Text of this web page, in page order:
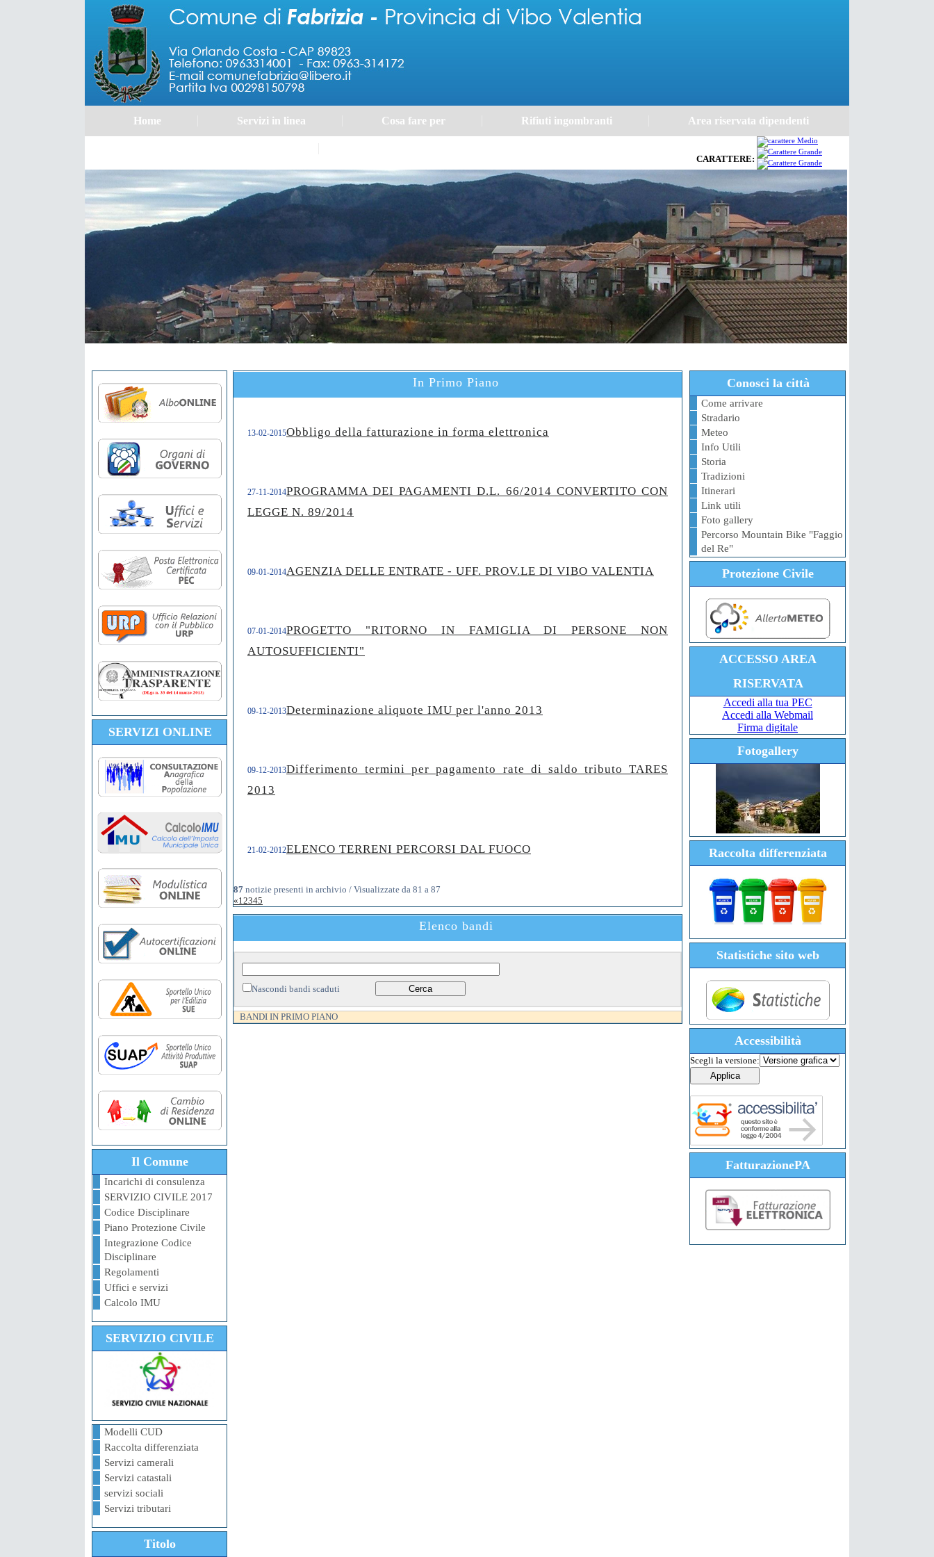
Home Servizi in linea Cosa fare per Rifiuti ingombranti Area riservata dipendenti
CARATTERE:
SERVIZI ONLINE
Il Comune
Incarichi di consulenza
SERVIZIO CIVILE 2017
Codice Disciplinare
Piano Protezione Civile
Integrazione Codice
Disciplinare
Regolamenti
Uffici e servizi
Calcolo IMU
SERVIZIO CIVILE
Modelli CUD
Raccolta differenziata
Servizi camerali
Servizi catastali
servizi sociali
Servizi tributari
Titolo
Conosci la città
Come arrivare
Stradario
Meteo
Info Utili
Storia
Tradizioni
Itinerari
Link utili
Foto gallery
Percorso Mountain Bike "Faggio
del Re"
Protezione Civile
ACCESSO AREA
RISERVATA
Accedi alla tua PEC
Accedi alla Webmail
Firma digitale
Fotogallery
Raccolta differenziata
Statistiche sito web
Accessibilità
Scegli la versione:
FatturazionePA
In Primo Piano
13-02-2015Obbligo della fatturazione in forma elettronica
27-11-2014PROGRAMMA DEI PAGAMENTI D.L. 66/2014 CONVERTITO CON
LEGGE N. 89/2014
09-01-2014AGENZIA DELLE ENTRATE - UFF. PROV.LE DI VIBO VALENTIA
07-01-2014PROGETTO "RITORNO IN FAMIGLIA DI PERSONE NON
AUTOSUFFICIENTI"
09-12-2013Determinazione aliquote IMU per l'anno 2013
09-12-2013Differimento termini per pagamento rate di saldo tributo TARES
2013
21-02-2012ELENCO TERRENI PERCORSI DAL FUOCO
87 notizie presenti in archivio / Visualizzate da 81 a 87
«12345
Elenco bandi
Nascondi bandi scaduti
BANDI IN PRIMO PIANO